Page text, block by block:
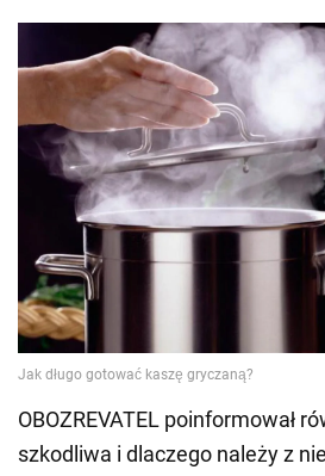
OBOZREVATEL poinformował
szkodliwa i dlaczego należy z